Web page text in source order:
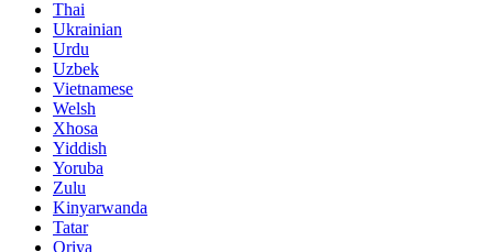
Thai
Ukrainian
Urdu
Uzbek
Vietnamese
Welsh
Xhosa
Yiddish
Yoruba
Zulu
Kinyarwanda
Tatar
Oriya